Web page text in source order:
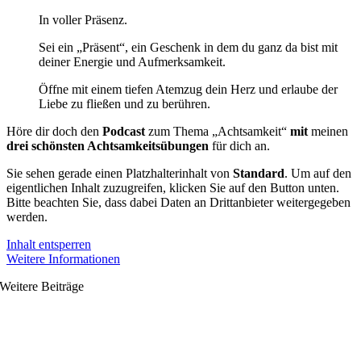
In voller Präsenz.
Sei ein „Präsent“, ein Geschenk in dem du ganz da bist mit
deiner Energie und Aufmerksamkeit.
Öffne mit einem tiefen Atemzug dein Herz und erlaube der
Liebe zu fließen und zu berühren.
Höre dir doch den Podcast zum Thema „Achtsamkeit“ mit meinen
drei schönsten Achtsamkeitsübungen für dich an.
Sie sehen gerade einen Platzhalterinhalt von Standard. Um auf den
eigentlichen Inhalt zuzugreifen, klicken Sie auf den Button unten.
Bitte beachten Sie, dass dabei Daten an Drittanbieter weitergegeben
werden.
Inhalt entsperren
Weitere Informationen
Weitere Beiträge